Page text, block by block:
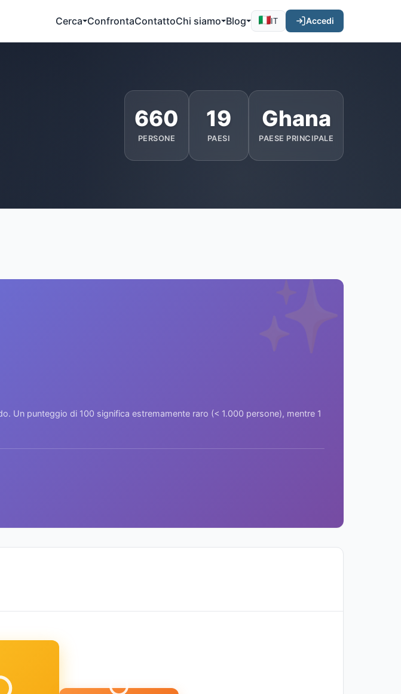
Cerca ConfrontaContattoChi siamo Blog IT Accedi
660
PERSONE
19
PAESI
Ghana
PAESE PRINCIPALE
✨
Un punteggio di 100 significa estremamente raro (< 1.000 persone), mentre 1